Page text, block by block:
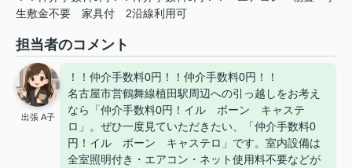
生敷金不要
家具付 2沿線利用可
担当者のコメント
出張 A子
！！仲介手数料0円！！仲介手数料0円！！
名古屋市営鶴舞線植田駅周辺への引っ越しをお考え
なら「仲介手数料0円！イル ボーン キャステ
ロ」。ぜひ一度見ていただきたい、「仲介手数料0
円！イル ボーン キャステロ」です。室内設備は
全室照明付き・エアコン・ネット使用料不要などが